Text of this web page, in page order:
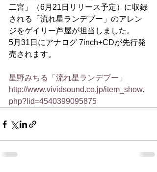
二宮」（6月21日リリース予定）に収録
される「流れ星ランデブー」のアレン
ジをゲイリー芦屋が担当しました。
5月31日にアナログ 7inch+CDが先行発
売されます。
星野みちる「流れ星ランデブー」
http://www.vividsound.co.jp/item_show.
php?lid=4540399095875